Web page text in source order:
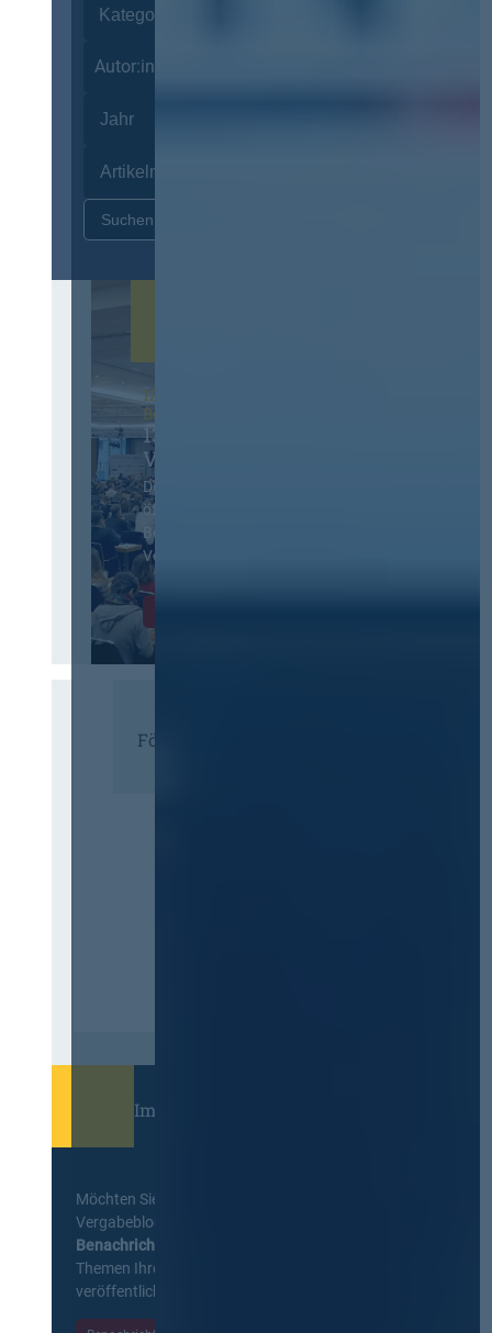
Autor:innen
12. & 13. November 2026 in
Berlin
13. Deutscher
Vergabetag
Der Jahreskongress für
öffentliches
Beschaffungswesen und
Vergaberecht
Förderer
Immer informiert bleiben!
Möchten Sie keine Neuigkeiten aus dem
Vergabeblog verpassen? Per
Benachrichtigung
Themen Ihrer Wahl, sobald neue Beiträge
veröffentlicht werden.